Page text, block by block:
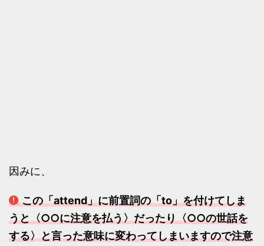
因みに、
この「attend」に前置詞の「to」を付けてしま
うと〈○○に注意を払う〉だったり〈○○の世話を
する〉と言った意味に変わってしまいますので注意